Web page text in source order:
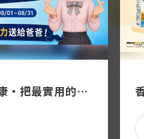
💙 父親節送健康・把最實用的關心送給爸爸！🕶 戴對了更顯💯爸氣十足💯